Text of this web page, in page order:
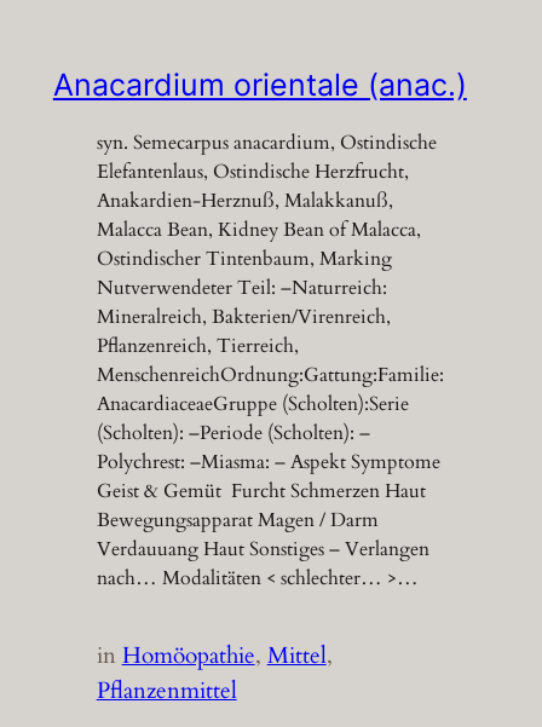
Anacardium orientale (anac.)
syn. Semecarpus anacardium, Ostindische
Elefantenlaus, Ostindische Herzfrucht,
Anakardien-Herznuß, Malakkanuß,
Malacca Bean, Kidney Bean of Malacca,
Ostindischer Tintenbaum, Marking
Nutverwendeter Teil: –Naturreich:
Mineralreich, Bakterien/Virenreich,
Pflanzenreich, Tierreich,
MenschenreichOrdnung:Gattung:Familie:
AnacardiaceaeGruppe (Scholten):Serie
(Scholten): –Periode (Scholten): –
Polychrest: –Miasma: – Aspekt Symptome
Geist & Gemüt Furcht Schmerzen Haut
Bewegungsapparat Magen / Darm
Verdauuang Haut Sonstiges – Verlangen
nach… Modalitäten < schlechter… >…
inHomöopathie, Mittel
Pflanzenmittel